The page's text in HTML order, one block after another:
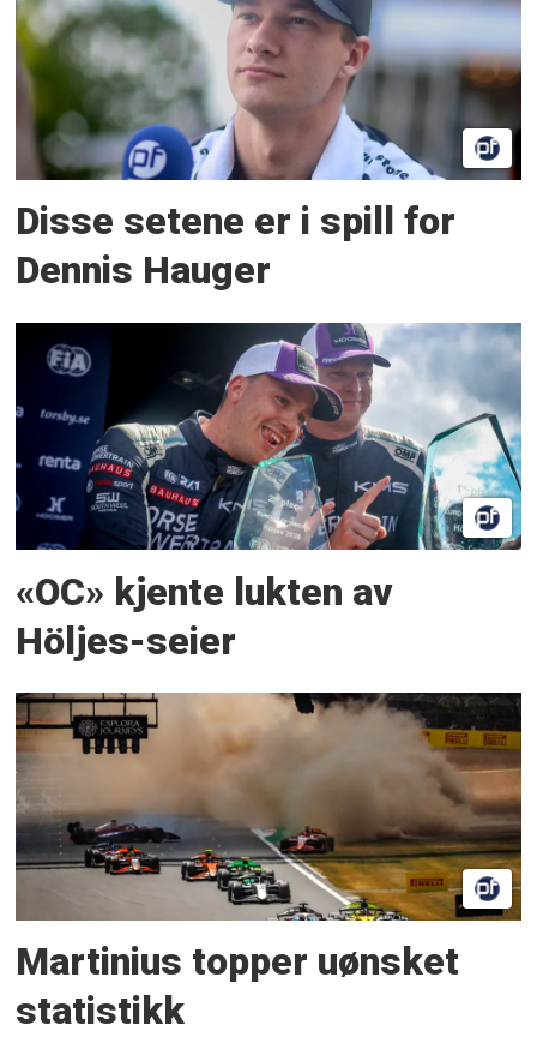
Disse setene er i spill for
Dennis Hauger
«OC» kjente lukten av
Höljes-seier
Martinius topper uønsket
statistikk